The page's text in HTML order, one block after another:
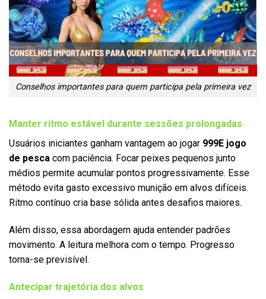
Conselhos importantes para quem participa pela primeira vez
Manter ritmo estável durante sessões prolongadas
Usuários iniciantes ganham vantagem ao jogar 999E jogo
de pesca com paciência. Focar peixes pequenos junto
médios permite acumular pontos progressivamente. Esse
método evita gasto excessivo munição em alvos difíceis.
Ritmo contínuo cria base sólida antes desafios maiores.
Além disso, essa abordagem ajuda entender padrões
movimento. A leitura melhora com o tempo. Progresso
torna-se previsível.
Antecipar trajetória dos alvos